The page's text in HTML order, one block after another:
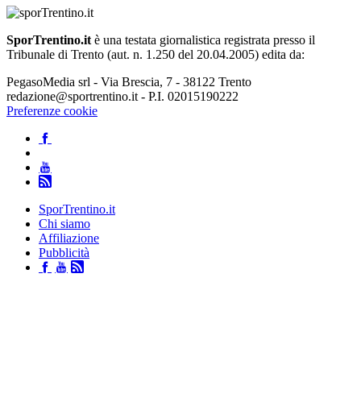
SporTrentino.it è una testata giornalistica registrata presso il
Tribunale di Trento (aut. n. 1.250 del 20.04.2005) edita da:
PegasoMedia srl - Via Brescia, 7 - 38122 Trento
redazione@sportrentino.it - P.I. 02015190222
Preferenze cookie
SporTrentino.it
Chi siamo
Affiliazione
Pubblicità